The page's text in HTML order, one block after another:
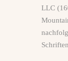
LLC